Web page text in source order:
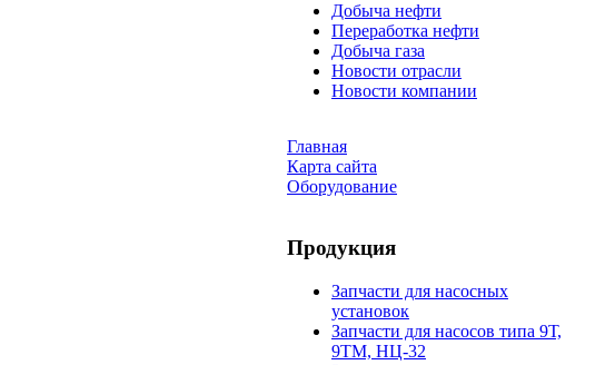
Добыча нефти
Переработка нефти
Добыча газа
Новости отрасли
Новости компании
Главная
Карта сайта
Оборудование
Продукция
Запчасти для насосных
установок
Запчасти для насосов типа 9Т,
9ТМ, НЦ-32